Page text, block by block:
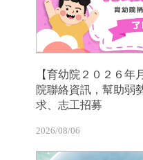
【育幼院２０２６年
院聯絡資訊，幫助弱
求、志工招募
2026/08/06